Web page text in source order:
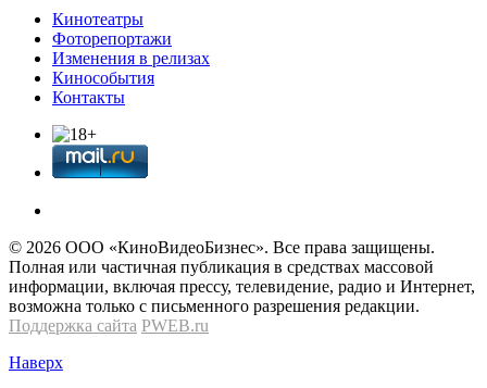
Кинотеатры
Фоторепортажи
Изменения в релизах
Кинособытия
Контакты
© 2026 OOО «КиноВидеоБизнес». Все права защищены.
Полная или частичная публикация в средствах массовой
информации, включая прессу, телевидение, радио и Интернет,
возможна только с письменного разрешения редакции.
Поддержка сайта PWEB.ru
Наверх